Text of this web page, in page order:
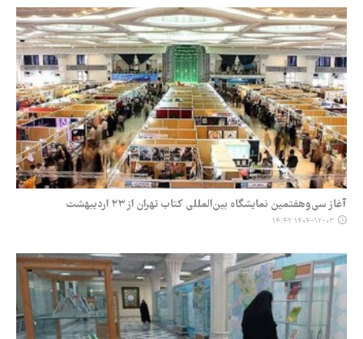
آغاز سی‌وهفتمین نمایشگاه بین‌المللی کتاب تهران از ۲۳ اردیبهشت
۱۴۰۴-۱۲-۰۳ ۱۴:۴۲